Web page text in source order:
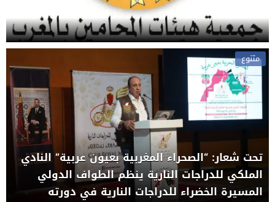
متنوع
تحت شعار: “الصحراء المغربية بعيون عربية” النادي
الملكي للدراجات النارية ينظم الطواف الدولي
المسيرة الخضراء للدراجات النارية في دورته